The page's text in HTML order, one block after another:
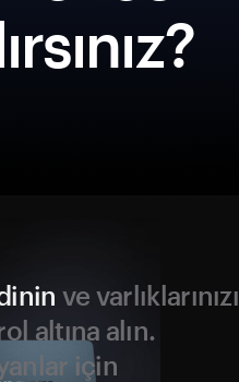
ve varlıklarınızı
altına alın.
için